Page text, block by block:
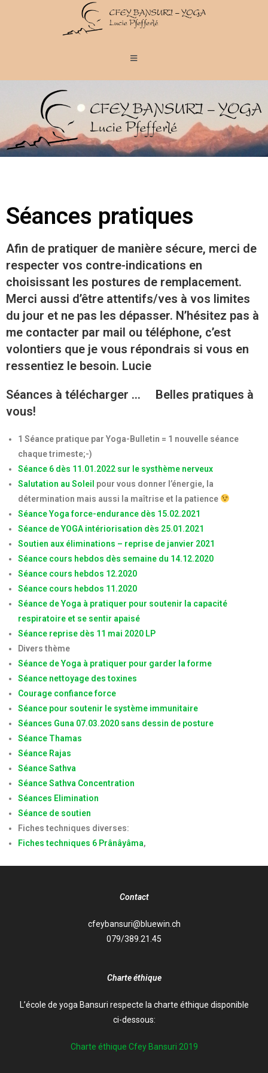
Séances pratiques
Afin de pratiquer de manière sécure, merci de
respecter vos contre-indications en
choisissant les postures de remplacement.
Merci aussi d’être attentifs/ves à vos limites
du jour et ne pas les dépasser. N’hésitez pas à
me contacter par mail ou téléphone, c’est
volontiers que je vous répondrais si vous en
ressentiez le besoin. Lucie
Séances à télécharger … Belles pratiques à
vous!
1 Séance pratique par Yoga-Bulletin = 1 nouvelle séance
chaque trimeste;-)
Séance 6 dès 11.01.2022 sur le systhème nerveux
Salutation au Soleil pour vous donner l’énergie, la
détermination mais aussi la maîtrise et la patience
Séance Yoga force-endurance dès 15.02.2021
Séance de YOGA intériorisation dès 25.01.2021
Soutien aux éliminations – reprise de janvier 2021
Séance cours hebdos dès semaine du 14.12.2020
Séance cours hebdos 12.2020
Séance cours hebdos 11.2020
Séance de Yoga à pratiquer pour soutenir la capacité
respiratoire et se sentir apaisé
Séance reprise dès 11 mai 2020 LP
Divers thème
Séance de Yoga à pratiquer pour garder la forme
Séance nettoyage des toxines
Courage confiance force
Séance pour soutenir le système immunitaire
Séances Guna 07.03.2020 sans dessin de posture
Séance Thamas
Séance Rajas
Séance Sathva
Séance Sathva Concentration
Séances Elimination
Séance de soutien
Fiches techniques diverses:
Fiches techniques 6 Prânâyâma,
Contact
cfeybansuri@bluewin.ch
079/389.21.45
Charte éthique
L’école de yoga Bansuri respecte la charte éthique disponible
ci-dessous:
Charte éthique Cfey Bansuri 2019